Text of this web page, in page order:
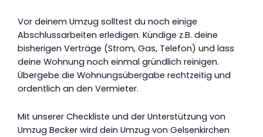
Vor deinem Umzug solltest du noch einige
Abschlussarbeiten erledigen. Kündige z.B. deine
bisherigen Verträge (Strom, Gas, Telefon) und lass
deine Wohnung noch einmal gründlich reinigen.
Übergebe die Wohnungsübergabe rechtzeitig und
ordentlich an den Vermieter.
Mit unserer Checkliste und der Unterstützung von
Umzug Becker wird dein Umzug von Gelsenkirchen